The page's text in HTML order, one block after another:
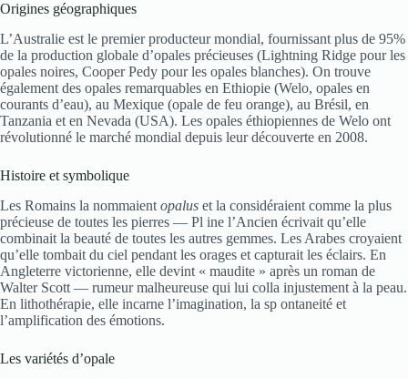
Origines géographiques
L’Australie est le premier producteur mondial, fournissant plus de 95%
de la production globale d’opales précieuses (Lightning Ridge pour les
opales noires, Cooper Pedy pour les opales blanches). On trouve
également des opales remarquables en Ethiopie (Welo, opales en
courants d’eau), au Mexique (opale de feu orange), au Brésil, en
Tanzania et en Nevada (USA). Les opales éthiopiennes de Welo ont
révolutionné le marché mondial depuis leur découverte en 2008.
Histoire et symbolique
Les Romains la nommaient opalus et la considéraient comme la plus
précieuse de toutes les pierres — Pl ine l’Ancien écrivait qu’elle
combinait la beauté de toutes les autres gemmes. Les Arabes croyaient
qu’elle tombait du ciel pendant les orages et capturait les éclairs. En
Angleterre victorienne, elle devint « maudite » après un roman de
Walter Scott — rumeur malheureuse qui lui colla injustement à la peau.
En lithothérapie, elle incarne l’imagination, la sp ontaneité et
l’amplification des émotions.
Les variétés d’opale